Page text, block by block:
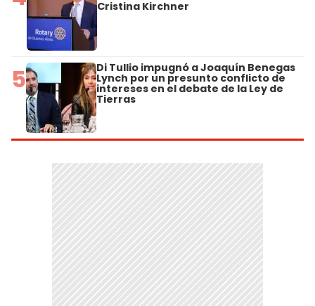
Cristina Kirchner
5 Di Tullio impugnó a Joaquín Benegas
Lynch por un presunto conflicto de
intereses en el debate de la Ley de
Tierras